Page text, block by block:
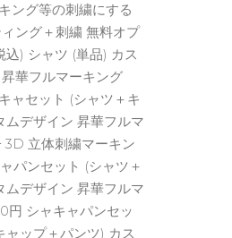
ング等の刺繍にする
ング＋刺繍 無料オプ
込) シャツ (単品) カス
華フルマーキング
ャセット (シャツ＋キ
ムデザイン 昇華フルマ
3D 立体刺繍マーキン
パンセット (シャツ＋
ムデザイン 昇華フルマ
円 シャキャパンセッ
ャップ＋パンツ) カス